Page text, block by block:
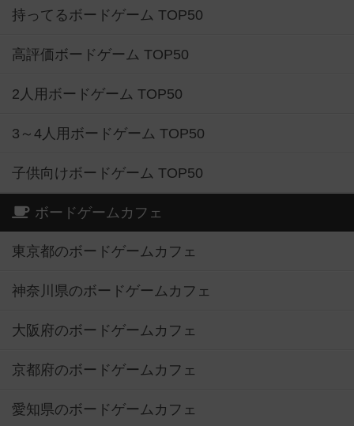
持ってるボードゲーム TOP50
高評価ボードゲーム TOP50
2人用ボードゲーム TOP50
3～4人用ボードゲーム TOP50
子供向けボードゲーム TOP50
ボードゲームカフェ
東京都のボードゲームカフェ
神奈川県のボードゲームカフェ
大阪府のボードゲームカフェ
京都府のボードゲームカフェ
愛知県のボードゲームカフェ